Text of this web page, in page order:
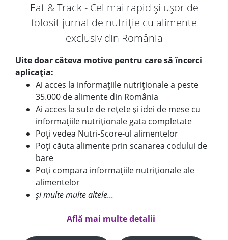
Eat & Track - Cel mai rapid și ușor de
folosit jurnal de nutriție cu alimente
exclusiv din România
Uite doar câteva motive pentru care să încerci
aplicația:
Ai acces la informațiile nutriționale a peste
35.000 de alimente din România
Ai acces la sute de rețete și idei de mese cu
informațiile nutriționale gata completate
Poți vedea Nutri-Score-ul alimentelor
Poți căuta alimente prin scanarea codului de
bare
Poți compara informațiile nutriționale ale
alimentelor
și multe multe altele...
Află mai multe detalii